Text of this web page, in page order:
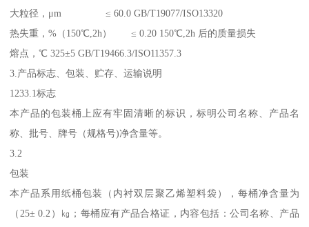
大粒径，μm ≤ 60.0 GB/T19077/ISO13320
热失重，%（150℃,2h） ≤ 0.20 150℃,2h 后的质量损失
熔点，℃ 325±5 GB/T19466.3/ISO11357.3
3.产品标志、包装、贮存、运输说明
1233.1标志
本产品的包装桶上应有牢固清晰的标识，标明公司名称、产品名
称、批号、牌号（规格号)净含量等。
3.2
包装
本产品系用纸桶包装（内衬双层聚乙烯塑料袋），每桶净含量为
（25± 0.2）㎏；每桶应有产品合格证，内容包括：公司名称、产品